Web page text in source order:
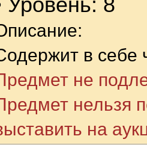
в себе
не
нельзя
на